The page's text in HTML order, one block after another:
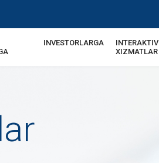
INVESTORLARGA
INTERAKTIV
XIZMATLAR